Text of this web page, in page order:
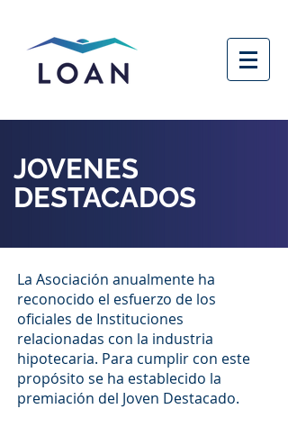
JOVENES
DESTACADOS
La Asociación anualmente ha
reconocido el esfuerzo de los
oficiales de Instituciones
relacionadas con la industria
hipotecaria. Para cumplir con este
propósito se ha establecido la
premiación del Joven Destacado.